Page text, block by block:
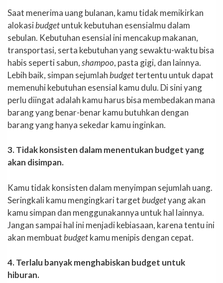
Saat menerima uang bulanan, kamu tidak memikirkan
alokasibudgetuntuk kebutuhan esensialmu dalam
sebulan. Kebutuhan esensial ini mencakup makanan,
transportasi, serta kebutuhan yang sewaktu-waktu bisa
habis seperti sabun,shampoo, pasta gigi, dan lainnya.
Lebih baik, simpan sejumlahbudgettertentu untuk dapat
memenuhi kebutuhan esensial kamu dulu. Di sini yang
perlu diingat adalah kamu harus bisa membedakan mana
barang yang benar-benar kamu butuhkan dengan
barang yang hanya sekedar kamu inginkan.
3. Tidak konsisten dalam menentukan budget yang
akan disimpan.
Kamu tidak konsisten dalam menyimpan sejumlah uang.
Seringkali kamu mengingkari targetbudgetyang akan
kamu simpan dan menggunakannya untuk hal lainnya.
Jangan sampai hal ini menjadi kebiasaan, karena tentu ini
akan membuatbudgetkamu menipis dengan cepat.
4. Terlalu banyak menghabiskan budget untuk
hiburan.